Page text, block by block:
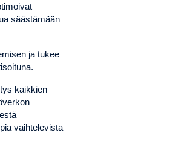
säästämään
ja tukee
kaikkien
vaihtelevista